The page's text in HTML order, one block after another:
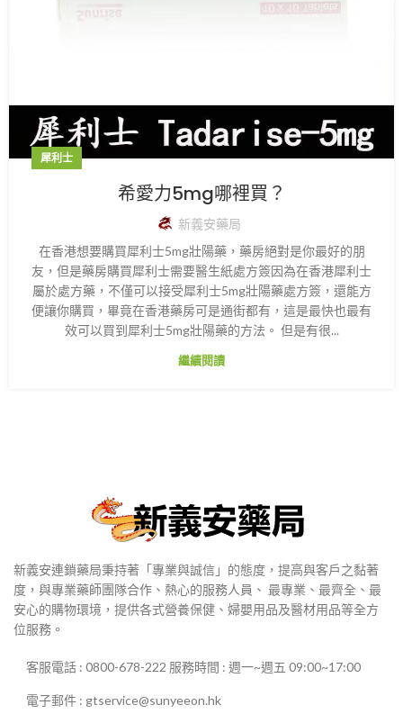
犀利士
希愛力5mg哪裡買？
新義安藥局
在香港想要購買犀利士5mg壯陽藥，藥房絕對是你最好的朋
友，但是藥房購買犀利士需要醫生紙處方簽因為在香港犀利士
屬於處方藥，不僅可以接受犀利士5mg壯陽藥處方簽，還能方
便讓你購買，畢竟在香港藥房可是通街都有，這是最快也最有
效可以買到犀利士5mg壯陽藥的方法。 但是有很...
繼續閱讀
新義安連鎖藥局秉持著「專業與誠信」的態度，提高與客戶之黏著
度，與專業藥師團隊合作、熱心的服務人員、 最專業、最齊全、最
安心的購物環境，提供各式營養保健、婦嬰用品及醫材用品等全方
位服務。
客服電話 : 0800-678-222 服務時間 : 週一~週五 09:00~17:00
電子郵件 : gtservice@sunyeeon.hk